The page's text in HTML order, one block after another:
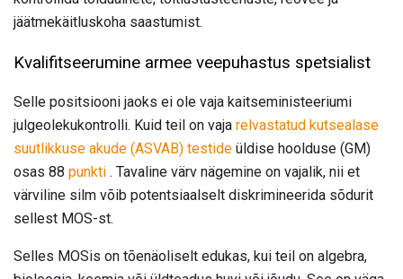
jäätmekäitluskoha saastumist.
Kvalifitseerumine armee veepuhastus spetsialist
Selle positsiooni jaoks ei ole vaja kaitseministeeriumi
julgeolekukontrolli. Kuid teil on vaja relvastatud kutsealase
suutlikkuse akude (ASVAB) testide üldise hoolduse (GM)
osas 88 punkti . Tavaline värv nägemine on vajalik, nii et
värviline silm võib potentsiaalselt diskrimineerida sõdurit
sellest MOS-st.
Selles MOSis on tõenäoliselt edukas, kui teil on algebra,